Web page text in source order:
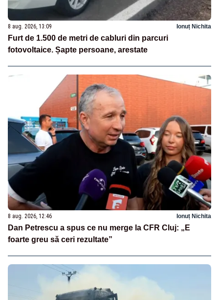
8 aug. 2026, 13:09 Ionuț Nichita
Furt de 1.500 de metri de cabluri din parcuri
fotovoltaice. Șapte persoane, arestate
8 aug. 2026, 12:46 Ionuț Nichita
Dan Petrescu a spus ce nu merge la CFR Cluj: „E
foarte greu să ceri rezultate”